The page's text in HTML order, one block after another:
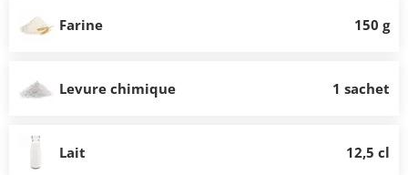
Farine 150 g
Levure chimique 1 sachet
Lait 12,5 cl